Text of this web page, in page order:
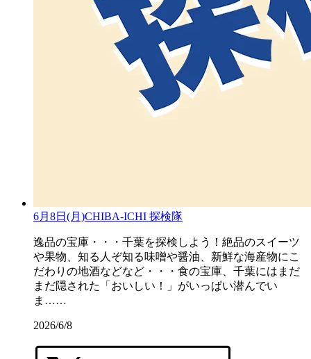
6月8日(月)CHIBA-ICHI 探検隊
逸品の宝庫・・・千葉を探検しよう！絶品のスイーツ
や果物、知る人ぞ知る味噌や醤油、新鮮な海産物にこ
だわりの地酒などなど・・・食の宝庫、千葉にはまだ
まだ隠された「おいしい！」がいっぱい潜んでい
ま……
2026/6/8